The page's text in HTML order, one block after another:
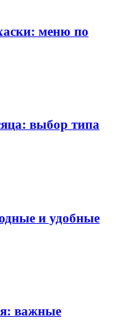
меню по
выбор типа
и удобные
важные